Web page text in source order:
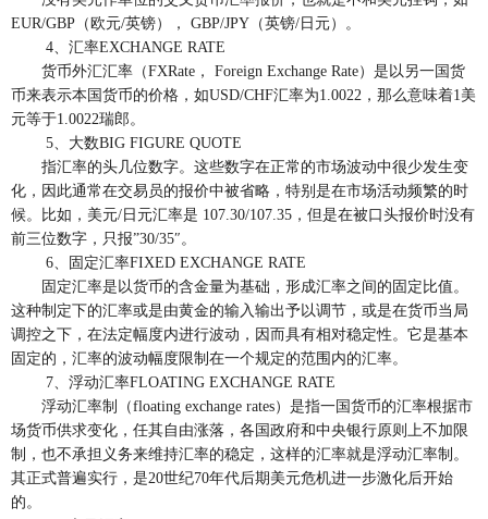
EUR/GBP（欧元/英镑）， GBP/JPY（英镑/日元）。
4、汇率EXCHANGE RATE
货币外汇汇率（FXRate， Foreign Exchange Rate）是以另一国货
币来表示本国货币的价格，如USD/CHF汇率为1.0022，那么意味着1美
元等于1.0022瑞郎。
5、大数BIG FIGURE QUOTE
指汇率的头几位数字。这些数字在正常的市场波动中很少发生变
化，因此通常在交易员的报价中被省略，特别是在市场活动频繁的时
候。比如，美元/日元汇率是 107.30/107.35，但是在被口头报价时没有
前三位数字，只报”30/35″。
6、固定汇率FIXED EXCHANGE RATE
固定汇率是以货币的含金量为基础，形成汇率之间的固定比值。
这种制定下的汇率或是由黄金的输入输出予以调节，或是在货币当局
调控之下，在法定幅度内进行波动，因而具有相对稳定性。它是基本
固定的，汇率的波动幅度限制在一个规定的范围内的汇率。
7、浮动汇率FLOATING EXCHANGE RATE
浮动汇率制（floating exchange rates）是指一国货币的汇率根据市
场货币供求变化，任其自由涨落，各国政府和中央银行原则上不加限
制，也不承担义务来维持汇率的稳定，这样的汇率就是浮动汇率制。
其正式普遍实行，是20世纪70年代后期美元危机进一步激化后开始
的。